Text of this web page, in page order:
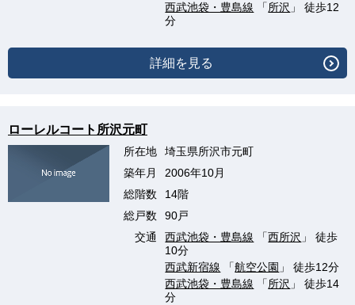
西武池袋・豊島線 「所沢 」 徒歩12
分
詳細を見る
ローレルコート所沢元町
所在地
埼玉県所沢市元町
築年月
2006年10月
総階数
14階
総戸数
90戸
交通
西武池袋・豊島線 「西所沢 」 徒歩
10分
西武新宿線 「航空公園 」 徒歩12分
西武池袋・豊島線 「所沢 」 徒歩14
分